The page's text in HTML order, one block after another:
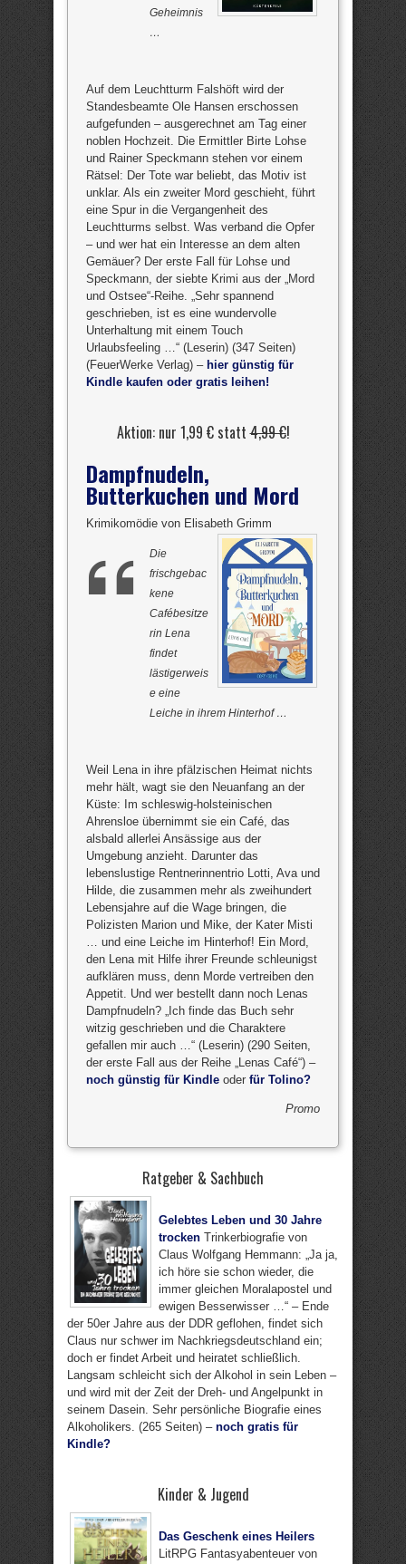
Geheimnis
…
Auf dem Leuchtturm Falshöft wird der
Standesbeamte Ole Hansen erschossen
aufgefunden – ausgerechnet am Tag einer
noblen Hochzeit. Die Ermittler Birte Lohse
und Rainer Speckmann stehen vor einem
Rätsel: Der Tote war beliebt, das Motiv ist
unklar. Als ein zweiter Mord geschieht, führt
eine Spur in die Vergangenheit des
Leuchtturms selbst. Was verband die Opfer
– und wer hat ein Interesse an dem alten
Gemäuer? Der erste Fall für Lohse und
Speckmann, der siebte Krimi aus der „Mord
und Ostsee“-Reihe. „Sehr spannend
geschrieben, ist es eine wundervolle
Unterhaltung mit einem Touch
Urlaubsfeeling …“ (Leserin) (347 Seiten)
(FeuerWerke Verlag) – hier günstig für
Kindle kaufen oder gratis leihen!
Aktion: nur 1,99 € statt4,99 €!
Dampfnudeln,
Butterkuchen und Mord
Krimikomödie von Elisabeth Grimm
Die
frischgebac
kene
Cafébesitze
rin Lena
findet
lästigerweis
e eine
Leiche in ihrem Hinterhof …
Weil Lena in ihre pfälzischen Heimat nichts
mehr hält, wagt sie den Neuanfang an der
Küste: Im schleswig-holsteinischen
Ahrensloe übernimmt sie ein Café, das
alsbald allerlei Ansässige aus der
Umgebung anzieht. Darunter das
lebenslustige Rentnerinnentrio Lotti, Ava und
Hilde, die zusammen mehr als zweihundert
Lebensjahre auf die Wage bringen, die
Polizisten Marion und Mike, der Kater Misti
… und eine Leiche im Hinterhof! Ein Mord,
den Lena mit Hilfe ihrer Freunde schleunigst
aufklären muss, denn Morde vertreiben den
Appetit. Und wer bestellt dann noch Lenas
Dampfnudeln? „Ich finde das Buch sehr
witzig geschrieben und die Charaktere
gefallen mir auch …“ (Leserin) (290 Seiten,
der erste Fall aus der Reihe „Lenas Café“) –
noch günstig für Kindle oder für Tolino?
Promo
Ratgeber & Sachbuch
Gelebtes Leben und 30 Jahre
trocken Trinkerbiografie von
Claus Wolfgang Hemmann: „Ja ja,
ich höre sie schon wieder, die
immer gleichen Moralapostel und
ewigen Besserwisser …“ – Ende
der 50er Jahre aus der DDR geflohen, findet sich
Claus nur schwer im Nachkriegsdeutschland ein;
doch er findet Arbeit und heiratet schließlich.
Langsam schleicht sich der Alkohol in sein Leben –
und wird mit der Zeit der Dreh- und Angelpunkt in
seinem Dasein. Sehr persönliche Biografie eines
Alkoholikers. (265 Seiten) – noch gratis für
Kindle?
Kinder & Jugend
Das Geschenk eines Heilers
LitRPG Fantasyabenteuer von